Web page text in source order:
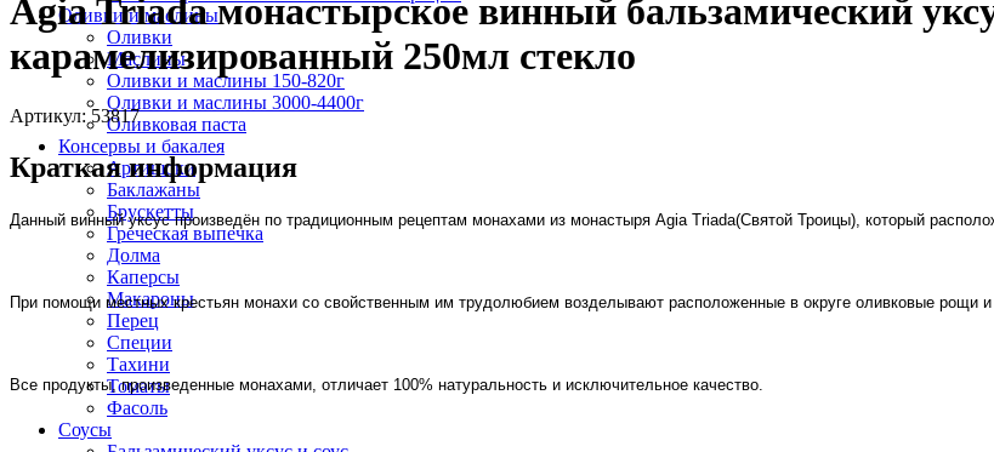
Оливки и маслины
Оливки
Маслины
Оливки и маслины 150-820г
Оливки и маслины 3000-4400г
Оливковая паста
Консервы и бакалея
Артишоки
Баклажаны
Брускетты
Греческая выпечка
Долма
Каперсы
Макароны
Перец
Специи
Тахини
Томаты
Фасоль
Соусы
Agia Triada монастырское винный бальзамический
карамелизированный 250мл стекло
Артикул: 53817
Краткая информация
Данный винный уксус произведён по традиционным рецептам монахами из монастыря Agia Triada(Святой Троицы), который
При помощи местных крестьян монахи со свойственным им трудолюбием возделывают расположенные в округе оливковые рощи и
Все продукты, произведенные монахами, отличает 100% натуральность и исключительное качество.